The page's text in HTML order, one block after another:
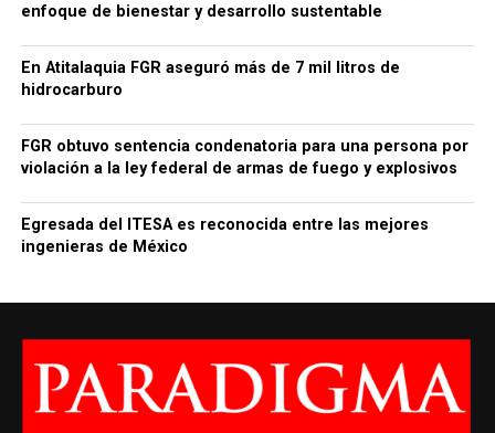
enfoque de bienestar y desarrollo sustentable
En Atitalaquia FGR aseguró más de 7 mil litros de
hidrocarburo
FGR obtuvo sentencia condenatoria para una persona por
violación a la ley federal de armas de fuego y explosivos
Egresada del ITESA es reconocida entre las mejores
ingenieras de México